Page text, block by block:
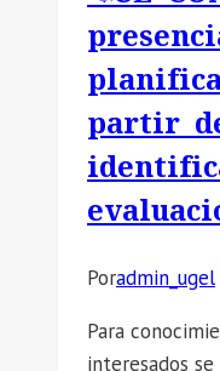
partir
Poradmin_ugel
Para
interesados